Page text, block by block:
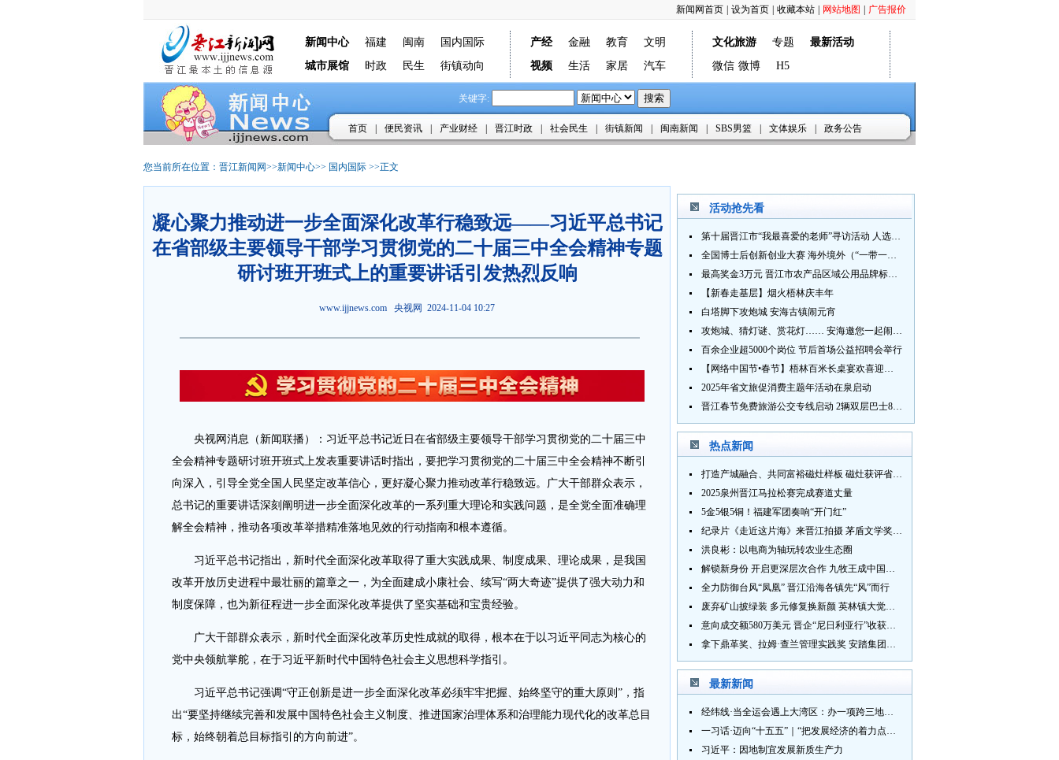
广告报价
网站地图
收藏本站
设为首页
新闻网首页
新闻中心 福建 闽南
国内国际
城市展馆
时政 民生 街镇动向
产经 金融 教育
文明
视频
生活 家居 汽车
文化旅游 专题
最新活动
微信 微博 H5
关键字:
首页 便民资讯 产业财经 晋江时政 社会民生 街镇新闻 闽南新闻 SBS男篮 文体娱乐 政务公告
您当前所在位置： 晋江新闻网>>新闻中心>> 国内国际 >>正文
凝心聚力推动进一步全面深化改革行稳致远——习近平总书记
在省部级主要领导干部学习贯彻党的二十届三中全会精神专题
研讨班开班式上的重要讲话引发热烈反响
www.ijjnews.com 央视网 2024-11-04 10:27
央视网消息（新闻联播）：习近平总书记近日在省部级主要领导干部学习贯彻党的二十届三中
全会精神专题研讨班开班式上发表重要讲话时指出，要把学习贯彻党的二十届三中全会精神不断引
向深入，引导全党全国人民坚定改革信心，更好凝心聚力推动改革行稳致远。广大干部群众表示，
总书记的重要讲话深刻阐明进一步全面深化改革的一系列重大理论和实践问题，是全党全面准确理
解全会精神，推动各项改革举措精准落地见效的行动指南和根本遵循。
习近平总书记指出，新时代全面深化改革取得了重大实践成果、制度成果、理论成果，是我国
改革开放历史进程中最壮丽的篇章之一，为全面建成小康社会、续写“两大奇迹”提供了强大动力和
制度保障，也为新征程进一步全面深化改革提供了坚实基础和宝贵经验。
广大干部群众表示，新时代全面深化改革历史性成就的取得，根本在于以习近平同志为核心的
党中央领航掌舵，在于习近平新时代中国特色社会主义思想科学指引。
习近平总书记强调“守正创新是进一步全面深化改革必须牢牢把握、始终坚守的重大原则”，指
出“要坚持继续完善和发展中国特色社会主义制度、推进国家治理体系和治理能力现代化的改革总目
标，始终朝着总目标指引的方向前进”。
活动抢先看
第十届晋江市“我最喜爱的老师”寻访活动 人选推荐火热进行中 快来“秀”您最喜爱的老师
全国博士后创新创业大赛 海外境外（“一带一路”）赛七大赛道等你来战
最高奖金3万元 晋江市农产品区域公用品牌标识Logo及特色农产品包装设计征集活动正式启动
【新春走基层】烟火梧林庆丰年
白塔脚下攻炮城 安海古镇闹元宵
攻炮城、猜灯谜、赏花灯…… 安海邀您一起闹元宵
百余企业超5000个岗位 节后首场公益招聘会举行
【网络中国节•春节】梧林百米长桌宴欢喜迎新春
2025年省文旅促消费主题年活动在泉启动
晋江春节免费旅游公交专线启动 2辆双层巴士8辆铛铛车带你游
热点新闻
打造产城融合、共同富裕磁灶样板 磁灶获评省级乡村振兴示范乡镇
2025泉州晋江马拉松赛完成赛道丈量
5金5银5铜！福建军团奏响“开门红”
纪录片《走近这片海》来晋江拍摄 茅盾文学奖得主麦家探寻晋江“海海”人生
洪良彬：以电商为轴玩转农业生态圈
解锁新身份 开启更深层次合作 九牧王成中国奥委会官方赞助商
全力防御台风“凤凰” 晋江沿海各镇先“风”而行
废弃矿山披绿装 多元修复换新颜 英林镇大觉山片区废弃矿山生态修复项目通过验收
意向成交额580万美元 晋企“尼日利亚行”收获满满
拿下鼎革奖、拉姆·查兰管理实践奖 安踏集团获企业管理权威奖项
最新新闻
经纬线·当全运会遇上大湾区：办一项跨三地的赛事有多硬核？
一习话·迈向“十五五”｜“把发展经济的着力点放在实体经济上”
习近平：因地制宜发展新质生产力